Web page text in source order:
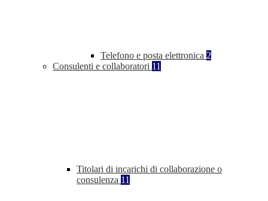
Telefono e posta elettronica 2
Consulenti e collaboratori 11
Titolari di incarichi di collaborazione o
consulenza 11